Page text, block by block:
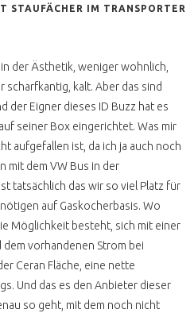
STAUFÄCHER IM TRANSPORTER
der Ästhetik, weniger wohnlich,
scharfkantig, kalt. Aber das sind
der Eigner dieses ID Buzz hat es
seiner Box eingerichtet. Was mir
aufgefallen ist, da ich ja auch noch
mit dem VW Bus in der
tatsächlich das wir so viel Platz für
auf Gaskocherbasis. Wo
Möglichkeit besteht, sich mit einer
vorhandenen Strom bei
Ceran Fläche, eine nette
Und das es den Anbieter dieser
so geht, mit dem noch nicht